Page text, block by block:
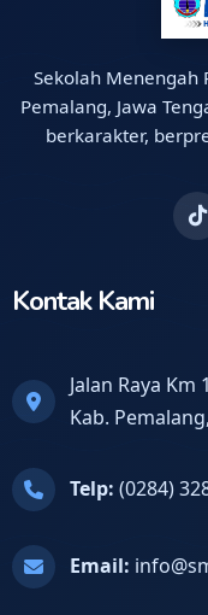
Sekolah Menengah
Pemalang, Jawa
berkarakter,
Kontak Kami
Jalan Raya Km
Kab.
Telp: (0284)
Email: